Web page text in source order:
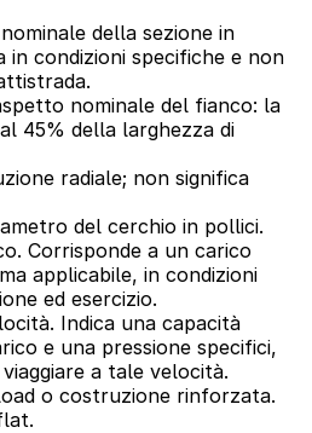
della sezione in
in condizioni specifiche e non
nominale del fianco: la
45% della larghezza di
radiale; non significa
del cerchio in pollici.
Corrisponde a un carico
applicabile, in condizioni
ed esercizio.
Indica una capacità
e una pressione specifici,
a tale velocità.
o costruzione rinforzata.